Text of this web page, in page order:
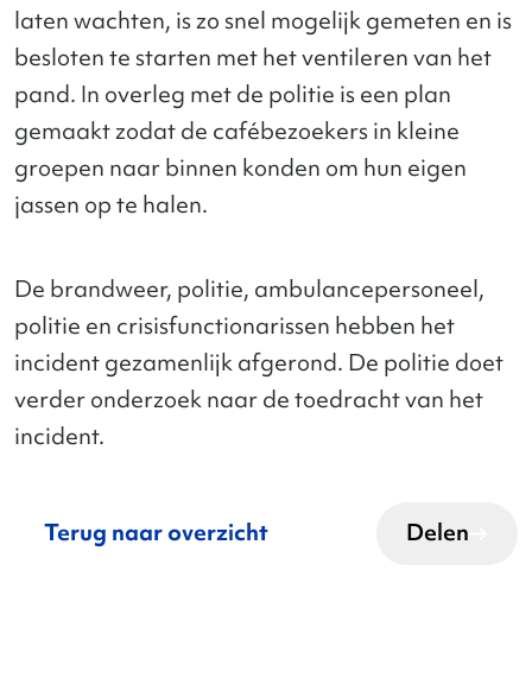
laten wachten, is zo snel mogelijk gemeten en is
besloten te starten met het ventileren van het
pand. In overleg met de politie is een plan
gemaakt zodat de cafébezoekers in kleine
groepen naar binnen konden om hun eigen
jassen op te halen.
De brandweer, politie, ambulancepersoneel,
politie en crisisfunctionarissen hebben het
incident gezamenlijk afgerond. De politie doet
verder onderzoek naar de toedracht van het
incident.
Terug naar overzicht Delen